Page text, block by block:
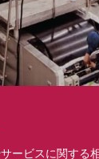
ービスに関する